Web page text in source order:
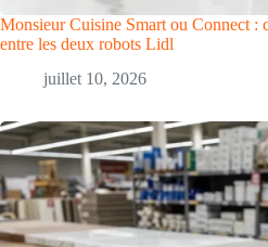
Monsieur Cuisine Smart ou Connect :
entre les deux robots Lidl
juillet 10, 2026